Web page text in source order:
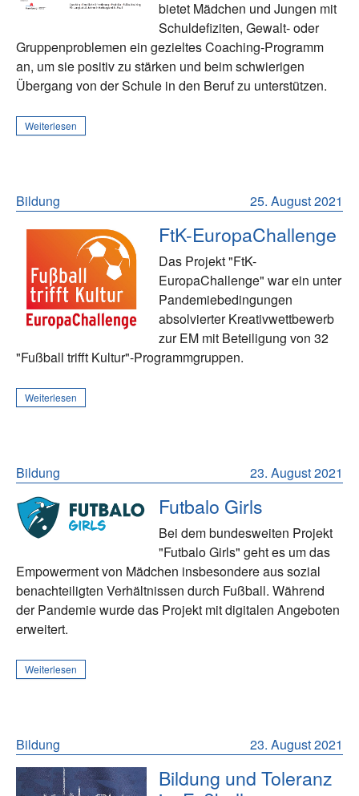
bietet Mädchen und Jungen mit
Schuldefiziten, Gewalt- oder
Gruppenproblemen ein gezieltes Coaching-Programm
an, um sie positiv zu stärken und beim schwierigen
Übergang von der Schule in den Beruf zu unterstützen.
Weiterlesen
25. August 2021
Bildung
FtK-EuropaChallenge
Das Projekt "FtK-
EuropaChallenge" war ein unter
Pandemiebedingungen
absolvierter Kreativwettbewerb
zur EM mit Beteiligung von 32
"Fußball trifft Kultur"-Programmgruppen.
Weiterlesen
23. August 2021
Bildung
Futbalo Girls
Bei dem bundesweiten Projekt
"Futbalo Girls" geht es um das
Empowerment von Mädchen insbesondere aus sozial
benachteiligten Verhältnissen durch Fußball. Während
der Pandemie wurde das Projekt mit digitalen Angeboten
erweitert.
Weiterlesen
23. August 2021
Bildung
Bildung und Toleranz